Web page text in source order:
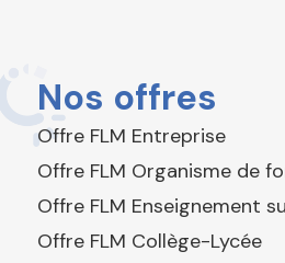
Nos offres
Offre FLM Entreprise
Offre FLM Organisme de
Offre FLM Enseignement
Offre FLM Collège-Lycée